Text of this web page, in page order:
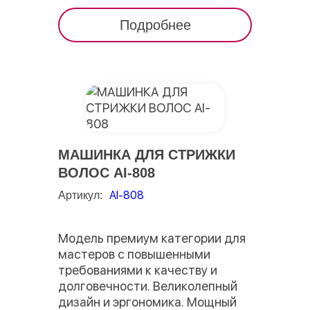
Подробнее
МАШИНКА ДЛЯ СТРИЖКИ
ВОЛОС AI-808
Артикул: AI-808
Модель премиум категории для
мастеров с повышенными
требованиями к качеству и
долговечности. Великолепный
дизайн и эргономика. Мощный